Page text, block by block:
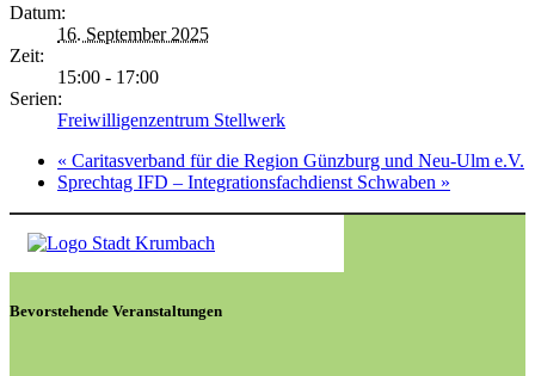
Datum:
16. September 2025
Zeit:
15:00 - 17:00
Serien:
Freiwilligenzentrum Stellwerk
« Caritasverband für die Region Günzburg und Neu-Ulm e.V.
Sprechtag IFD – Integrationsfachdienst Schwaben »
Bevorstehende Veranstaltungen